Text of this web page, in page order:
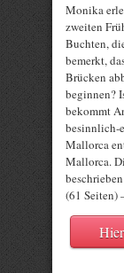
Monika
zweiten
Buchten,
bemerkt,
Brücken
beginnen?
bekommt
besinnlich-
Mallorca
Mallorca.
(61 Seiten)